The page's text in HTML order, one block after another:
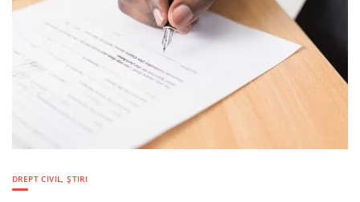
DREPT CIVIL,ȘTIRI